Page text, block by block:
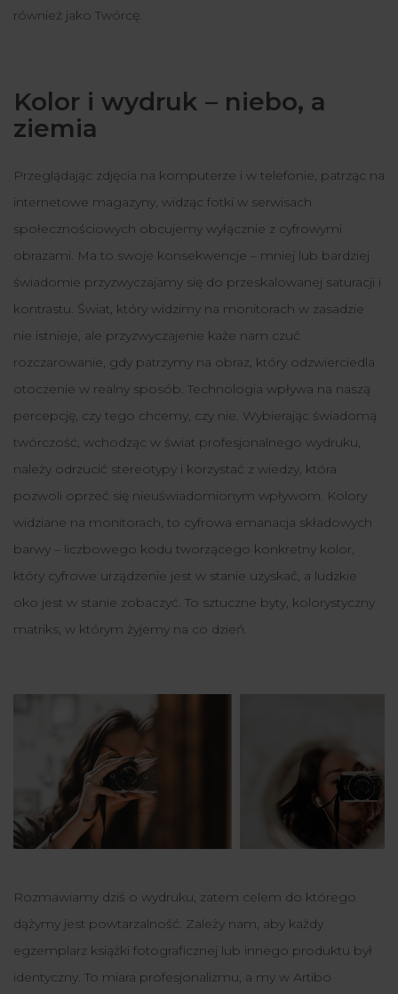
również jako Twórcę.
Kolor i wydruk – niebo, a
ziemia
Przeglądając zdjęcia na komputerze i w telefonie, patrząc na
internetowe magazyny, widząc fotki w serwisach
społecznościowych obcujemy wyłącznie z cyfrowymi
obrazami. Ma to swoje konsekwencje – mniej lub bardziej
świadomie przyzwyczajamy się do przeskalowanej saturacji i
kontrastu. Świat, który widzimy na monitorach w zasadzie
nie istnieje, ale przyzwyczajenie każe nam czuć
rozczarowanie, gdy patrzymy na obraz, który odzwierciedla
otoczenie w realny sposób. Technologia wpływa na naszą
percepcję, czy tego chcemy, czy nie. Wybierając świadomą
twórczość, wchodząc w świat profesjonalnego wydruku,
należy odrzucić stereotypy i korzystać z wiedzy, która
pozwoli oprzeć się nieuświadomionym wpływom. Kolory
widziane na monitorach, to cyfrowa emanacja składowych
barwy – liczbowego kodu tworzącego konkretny kolor,
który cyfrowe urządzenie jest w stanie uzyskać, a ludzkie
oko jest w stanie zobaczyć. To sztuczne byty, kolorystyczny
matriks, w którym żyjemy na co dzień.
Rozmawiamy dziś o wydruku, zatem celem do którego
dążymy jest powtarzalność. Zależy nam, aby każdy
egzemplarz książki fotograficznej lub innego produktu był
identyczny. To miara profesjonalizmu, a my w Artibo